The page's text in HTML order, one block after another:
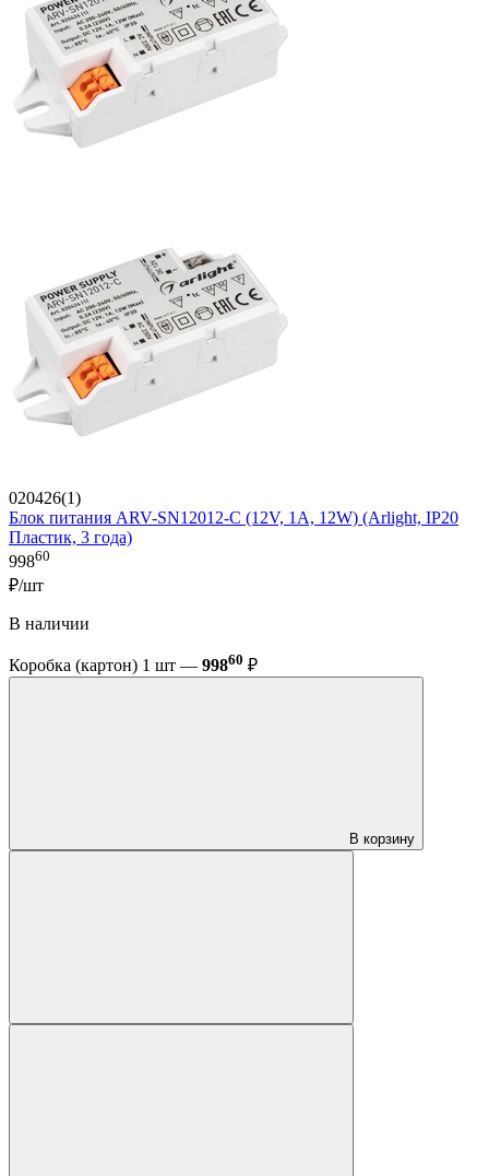
020426(1)
Блок питания ARV-SN12012-C (12V, 1A, 12W) (Arlight, IP20
Пластик, 3 года)
99860
₽/шт
В наличии
Коробка (картон) 1 шт — 99860 ₽
В корзину